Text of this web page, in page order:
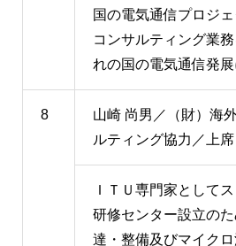
国の電気通信プロジ
コンサルティング業
れの国の電気通信発展
8
山崎 尚男／（財）海
ルティング協力／上
ＩＴＵ専門家として
研修センター設立の
達・整備及びマイク